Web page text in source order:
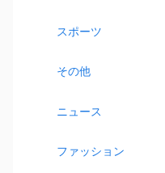
スポーツ
その他
ニュース
ファッション